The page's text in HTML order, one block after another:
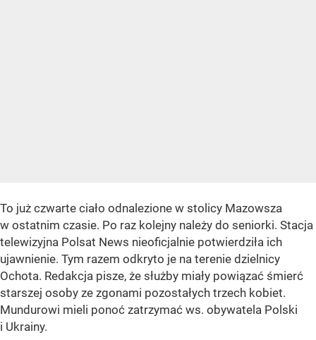
To już czwarte ciało odnalezione w stolicy Mazowsza
w ostatnim czasie. Po raz kolejny należy do seniorki. Stacja
telewizyjna Polsat News nieoficjalnie potwierdziła ich
ujawnienie. Tym razem odkryto je na terenie dzielnicy
Ochota. Redakcja pisze, że służby miały powiązać śmierć
starszej osoby ze zgonami pozostałych trzech kobiet.
Mundurowi mieli ponoć zatrzymać ws. obywatela Polski
i Ukrainy.